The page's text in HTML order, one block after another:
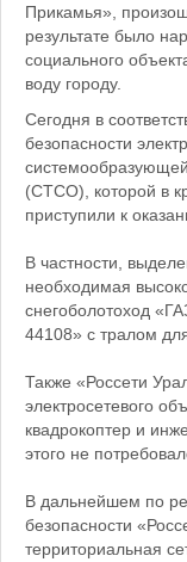
Прикамья»,
результате было
социального
воду городу.
Сегодня в
безопасности
(СТСО), которой в
приступили к
В частности,
необходимая
снегоболотоход
44108» с тралом
Также «Россети
электросетевого
квадрокоптер и
этого не
В дальнейшем по
безопасности
территориальная